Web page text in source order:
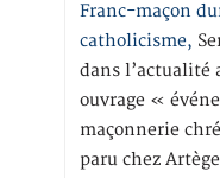
Franc-maçon
catholicisme,
dans l’actualité
ouvrage «
maçonnerie
paru chez